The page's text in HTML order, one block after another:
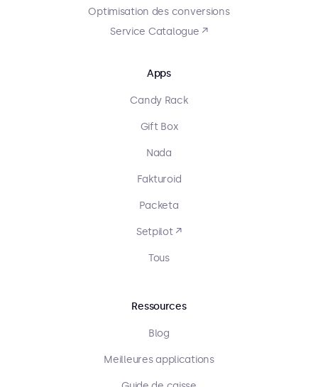
Optimisation des conversions
Service Catalogue ↗
Apps
Candy Rack
Gift Box
Nada
Fakturoid
Packeta
Setpilot ↗
Tous
Ressources
Blog
Meilleures applications